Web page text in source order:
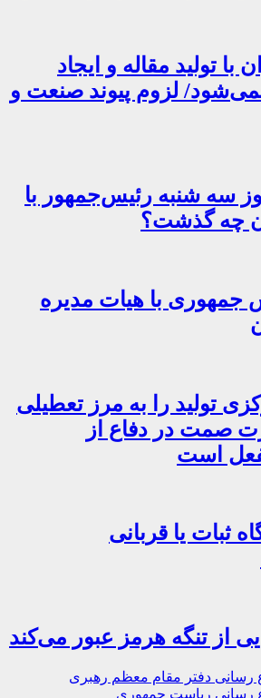
با تولید مقاله و ایجاد
لزوم پیوند صنعت و
سه شنبه رئیس‌جمهور با
چه گذشت؟
با هیات مدیره
تولید را به مرز تعطیلی
صمت در دفاع از
است
ثبات یا قربانی
از تنگه هرمز عبور می‌کند
رسانی دفتر مقام معظم رهبری
رسانی ریاست جمهوری